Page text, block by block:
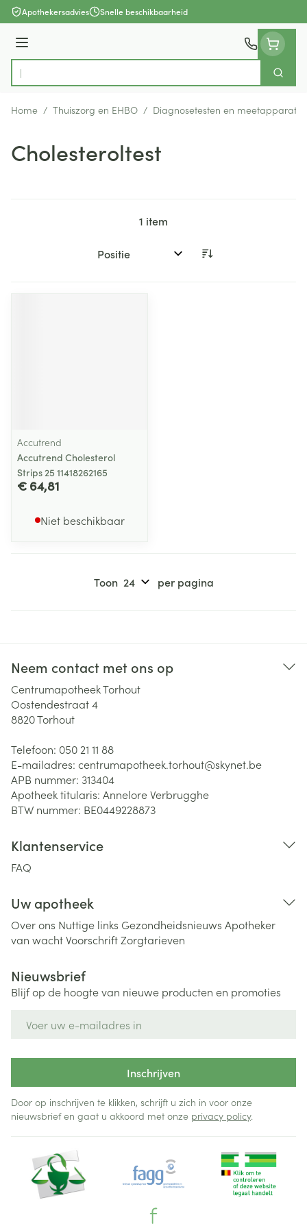
Ga naar de inhoud
Apothekersadvies Snelle beschikbaarheid
Menu
Product, merk, categorie...
Zoek
Home / Thuiszorg en EHBO / Diagnosetesten en
Cholesteroltest
1 item
Sorteer op:
Accutrend
Accutrend Cholesterol
Strips 25 11418262165
€ 64,81
Niet beschikbaar
Toon per pagina
Neem contact met ons op
Centrumapotheek Torhout
Oostendestraat 4
8820Torhout
Telefoon: 050 21 11 88
E-mailadres: centrumapotheek.torhout@skynet.be
APB nummer: 313404
Apotheek titularis: Annelore Verbrugghe
BTW nummer: BE0449228873
Klantenservice
FAQ
Uw apotheek
Over ons Nuttige links Gezondheidsnieuws Apotheker
van wachtVoorschriftZorgtarieven
Nieuwsbrief
Blijf op de hoogte van nieuwe producten en promoties
Inschrijven
Door op inschrijven te klikken, schrijft u zich in voor onze
nieuwsbrief en gaat u akkoord met onze privacy policy.